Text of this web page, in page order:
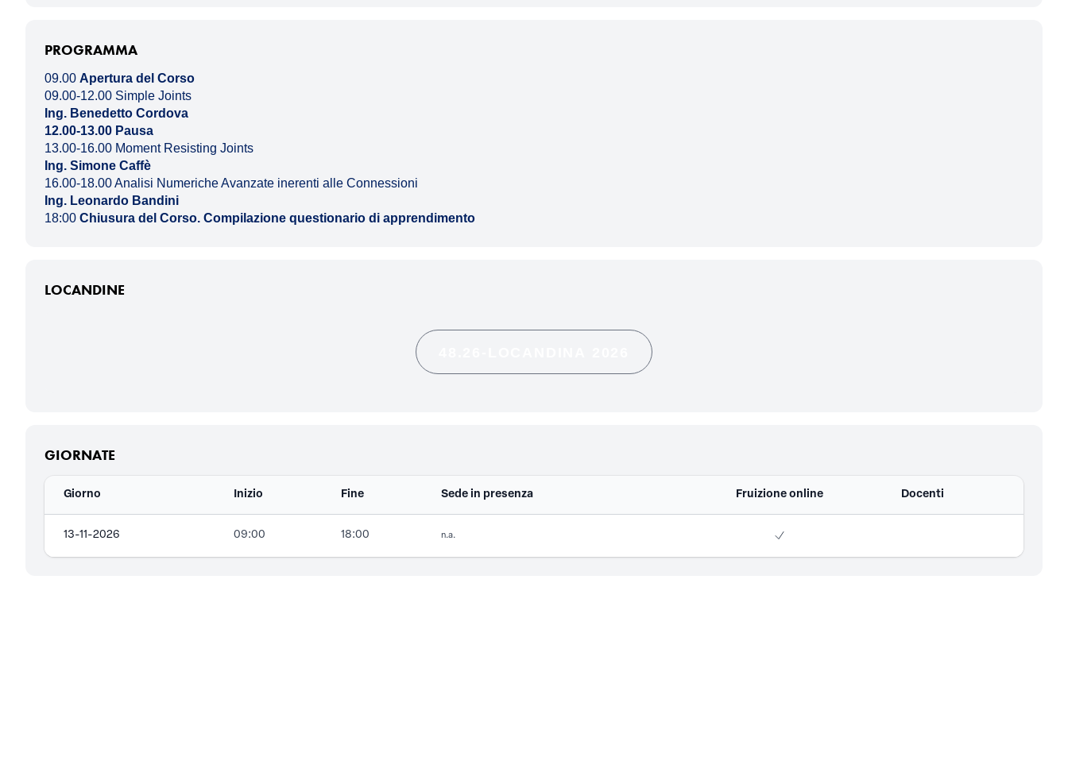
PROGRAMMA
09.00 Apertura del Corso
09.00-12.00 Simple Joints
Ing. Benedetto Cordova
12.00-13.00 Pausa
13.00-16.00 Moment Resisting Joints
Ing. Simone Caffè
16.00-18.00Analisi Numeriche Avanzate inerenti alle Connessioni
Ing. Leonardo Bandini
18:00 Chiusura del Corso. Compilazione questionario di apprendimento
LOCANDINE
GIORNATE
Giorno Inizio Fine Sede in presenza Fruizione online Docenti
13-11-2026 09:00 18:00 n.a.